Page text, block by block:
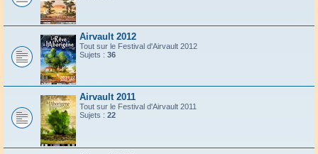
Airvault 2012
Tout sur le Festival d'Airvault 2012
Sujets : 36
Airvault 2011
Tout sur le Festival d'Airvault 2011
Sujets : 22